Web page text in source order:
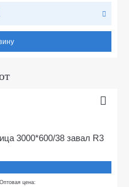
3000*600/38 завал R3
Оптовая цена: